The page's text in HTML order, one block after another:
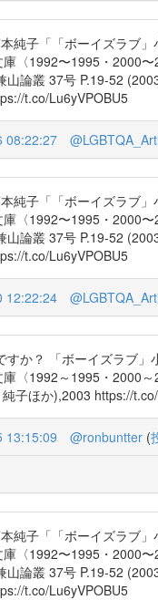
本純子「「ボーイズラブ
〈1992〜1995・2000
山論叢 37号 P.19-52
t.co/Lu6yVPOBU5
08:22:27
本純子「「ボーイズラブ
〈1992〜1995・2000
山論叢 37号 P.19-52
t.co/Lu6yVPOBU5
12:22:24
すか？ 「ボーイズラブ」
〈1992～1995・2000
子ほか),2003 https://
13:15:09 @ronbuntter (
本純子「「ボーイズラブ
〈1992〜1995・2000
山論叢 37号 P.19-52
t.co/Lu6yVPOBU5